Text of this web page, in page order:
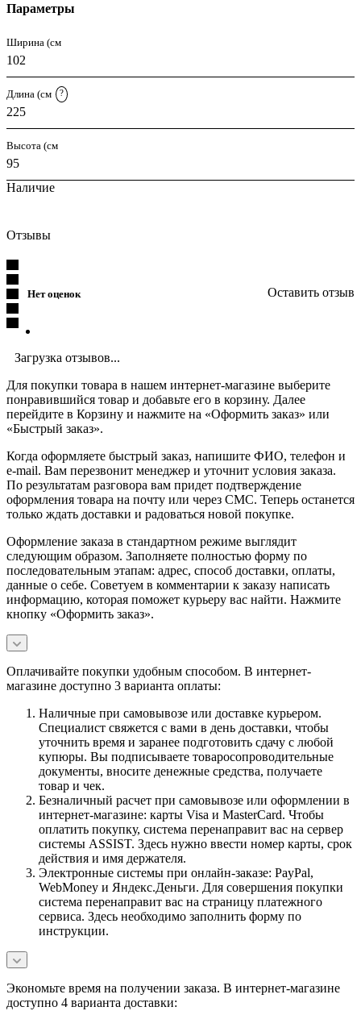
Параметры
Ширина (см
102
Длина (см ?
225
Высота (см
95
Наличие
Отзывы
Нет оценок Оставить отзыв
Загрузка отзывов...
Для покупки товара в нашем интернет-магазине выберите
понравившийся товар и добавьте его в корзину. Далее
перейдите в Корзину и нажмите на «Оформить заказ» или
«Быстрый заказ».
Когда оформляете быстрый заказ, напишите ФИО, телефон и
e-mail. Вам перезвонит менеджер и уточнит условия заказа.
По результатам разговора вам придет подтверждение
оформления товара на почту или через СМС. Теперь останется
только ждать доставки и радоваться новой покупке.
Оформление заказа в стандартном режиме выглядит
следующим образом. Заполняете полностью форму по
последовательным этапам: адрес, способ доставки, оплаты,
данные о себе. Советуем в комментарии к заказу написать
информацию, которая поможет курьеру вас найти. Нажмите
кнопку «Оформить заказ».
Оплачивайте покупки удобным способом. В интернет-
магазине доступно 3 варианта оплаты:
Наличные при самовывозе или доставке курьером.
Специалист свяжется с вами в день доставки, чтобы
уточнить время и заранее подготовить сдачу с любой
купюры. Вы подписываете товаросопроводительные
документы, вносите денежные средства, получаете
товар и чек.
Безналичный расчет при самовывозе или оформлении в
интернет-магазине: карты Visa и MasterCard. Чтобы
оплатить покупку, система перенаправит вас на сервер
системы ASSIST. Здесь нужно ввести номер карты, срок
действия и имя держателя.
Электронные системы при онлайн-заказе: PayPal,
WebMoney и Яндекс.Деньги. Для совершения покупки
система перенаправит вас на страницу платежного
сервиса. Здесь необходимо заполнить форму по
инструкции.
Экономьте время на получении заказа. В интернет-магазине
доступно 4 варианта доставки: